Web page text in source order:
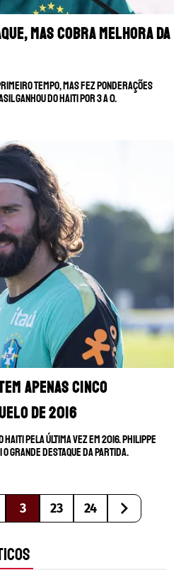
mas cobra melhora da
tempo, mas fez ponderações
ganhou do Haiti por 3 a 0.
apenas cinco
de 2016
pela última vez em 2016. Philippe
grande destaque da partida.
3 23 24